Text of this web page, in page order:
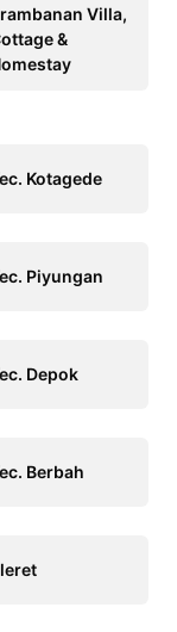
Villa,
&
Kotagede
Piyungan
Depok
Berbah